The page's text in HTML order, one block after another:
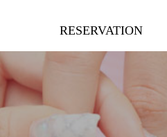
RESERVATION